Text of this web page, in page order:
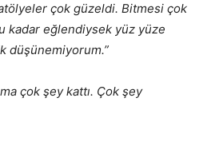
çok güzeldi. Bitmesi çok
kadar eğlendiysek yüz yüze
düşünemiyorum.”
çok şey kattı. Çok şey